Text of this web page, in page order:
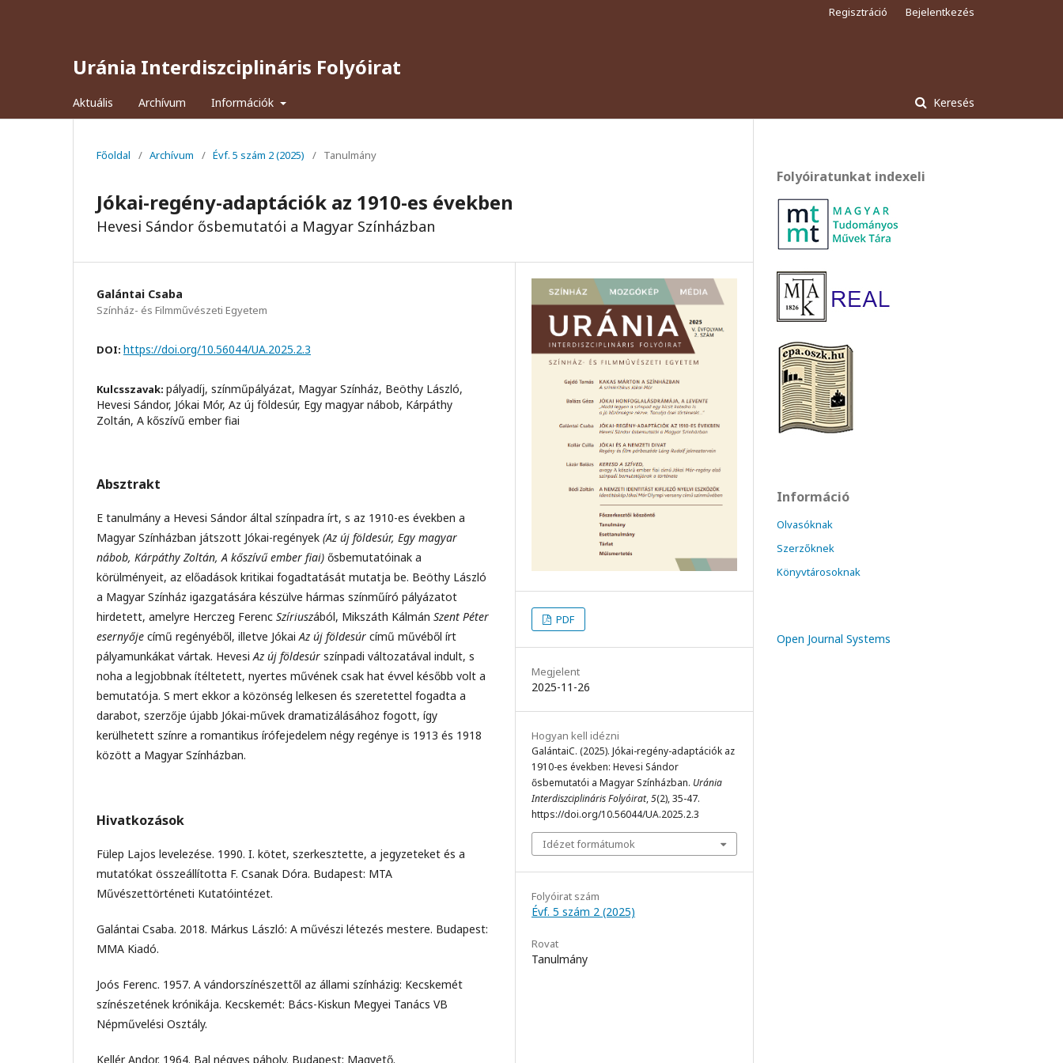
Uránia Interdiszciplináris Folyóirat
Aktuális Archívum Információk Keresés
Regisztráció Bejelentkezés
Főoldal / Archívum / Évf. 5 szám 2 (2025) / Tanulmány
Jókai-regény-adaptációk az 1910-es években
Hevesi Sándor ősbemutatói a Magyar Színházban
Galántai Csaba
Színház- és Filmművészeti Egyetem
DOI: https://doi.org/10.56044/UA.2025.2.3
Kulcsszavak: pályadíj, színműpályázat, Magyar Színház, Beöthy László,
Hevesi Sándor, Jókai Mór, Az új földesúr, Egy magyar nábob, Kárpáthy
Zoltán, A kőszívű ember fiai
Absztrakt
E tanulmány a Hevesi Sándor által színpadra írt, s az 1910-es években a
Magyar Színházban játszott Jókai-regények (Az új földesúr, Egy magyar
nábob, Kárpáthy Zoltán, A kőszívű ember fiai) ősbemutatóinak a
körülményeit, az előadások kritikai fogadtatását mutatja be. Beöthy László
a Magyar Színház igazgatására készülve hármas színműíró pályázatot
hirdetett, amelyre Herczeg Ferenc Szíriuszából, Mikszáth Kálmán Szent Péter
esernyője című regényéből, illetve JókaiAz új földesúr című művéből írt
pályamunkákat vártak. HevesiAz új földesúr színpadi változatával indult, s
noha a legjobbnak ítéltetett, nyertes művének csak hat évvel később volt a
bemutatója. S mert ekkor a közönség lelkesen és szeretettel fogadta a
darabot, szerzője újabb Jókai-művek dramatizálásához fogott, így
kerülhetett színre a romantikus írófejedelem négy regénye is 1913 és 1918
között a Magyar Színházban.
Hivatkozások
Fülep Lajos levelezése. 1990. I. kötet, szerkesztette, a jegyzeteket és a
mutatókat összeállította F. Csanak Dóra. Budapest: MTA
Művészettörténeti Kutatóintézet.
Galántai Csaba. 2018. Márkus László: A művészi létezés mestere. Budapest:
MMA Kiadó.
Joós Ferenc. 1957. A vándorszínészettől az állami színházig: Kecskemét
színészetének krónikája. Kecskemét: Bács-Kiskun Megyei Tanács VB
Népművelési Osztály.
Kellér Andor. 1964. Bal négyes páholy. Budapest: Magvető.
PDF
Megjelent
2025-11-26
Hogyan kell idézni
GalántaiC. (2025). Jókai-regény-adaptációk az
1910-es években: Hevesi Sándor
ősbemutatói a Magyar Színházban. Uránia
Interdiszciplináris Folyóirat,5(2), 35-47.
https://doi.org/10.56044/UA.2025.2.3
Idézet formátumok
Folyóirat szám
Évf. 5 szám 2 (2025)
Rovat
Tanulmány
Folyóiratunkat indexeli
Információ
Olvasóknak
Szerzőknek
Könyvtárosoknak
Open Journal Systems